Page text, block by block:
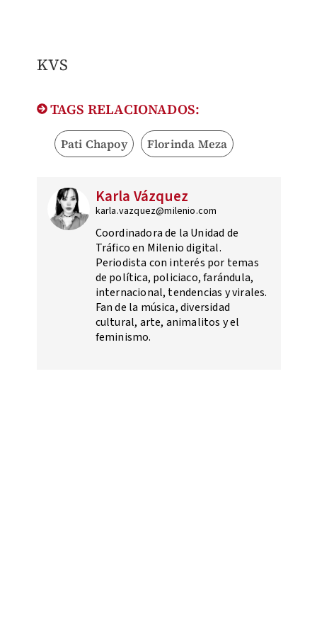
KVS
TAGS RELACIONADOS:
Pati Chapoy Florinda Meza
Karla Vázquez
karla.vazquez@milenio.com
Coordinadora de la Unidad de
Tráfico en Milenio digital.
Periodista con interés por temas
de política, policiaco, farándula,
internacional, tendencias y virales.
Fan de la música, diversidad
cultural, arte, animalitos y el
feminismo.